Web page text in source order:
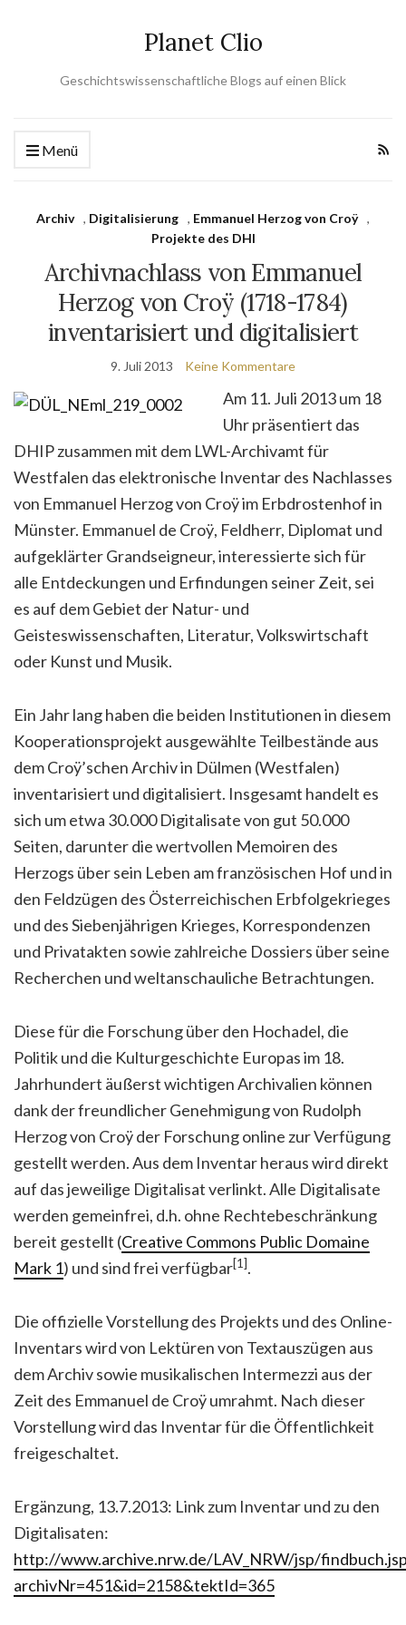
Planet Clio
Geschichtswissenschaftliche Blogs auf einen Blick
Menü
Archiv , Digitalisierung , Emmanuel Herzog von Croÿ ,
Projekte des DHI
Archivnachlass von Emmanuel
Herzog von Croÿ (1718-1784)
inventarisiert und digitalisiert
9. Juli 2013 Keine Kommentare
Am 11. Juli 2013 um 18
Uhr präsentiert das
DHIP zusammen mit dem LWL-Archivamt für
Westfalen das elektronische Inventar des Nachlasses
von Emmanuel Herzog von Croÿ im Erbdrostenhof in
Münster. Emmanuel de Croÿ, Feldherr, Diplomat und
aufgeklärter Grandseigneur, interessierte sich für
alle Entdeckungen und Erfindungen seiner Zeit, sei
es auf dem Gebiet der Natur- und
Geisteswissenschaften, Literatur, Volkswirtschaft
oder Kunst und Musik.
Ein Jahr lang haben die beiden Institutionen in diesem
Kooperationsprojekt ausgewählte Teilbestände aus
dem Croÿ’schen Archiv in Dülmen (Westfalen)
inventarisiert und digitalisiert. Insgesamt handelt es
sich um etwa 30.000 Digitalisate von gut 50.000
Seiten, darunter die wertvollen Memoiren des
Herzogs über sein Leben am französischen Hof und in
den Feldzügen des Österreichischen Erbfolgekrieges
und des Siebenjährigen Krieges, Korrespondenzen
und Privatakten sowie zahlreiche Dossiers über seine
Recherchen und weltanschauliche Betrachtungen.
Diese für die Forschung über den Hochadel, die
Politik und die Kulturgeschichte Europas im 18.
Jahrhundert äußerst wichtigen Archivalien können
dank der freundlicher Genehmigung von Rudolph
Herzog von Croÿ der Forschung online zur Verfügung
gestellt werden. Aus dem Inventar heraus wird direkt
auf das jeweilige Digitalisat verlinkt. Alle Digitalisate
werden gemeinfrei, d.h. ohne Rechtebeschränkung
bereit gestellt (Creative Commons Public Domaine
Mark 1) und sind frei verfügbar[1].
Die offizielle Vorstellung des Projekts und des Online-
Inventars wird von Lektüren von Textauszügen aus
dem Archiv sowie musikalischen Intermezzi aus der
Zeit des Emmanuel de Croÿ umrahmt. Nach dieser
Vorstellung wird das Inventar für die Öffentlichkeit
freigeschaltet.
Ergänzung, 13.7.2013: Link zum Inventar und zu den
Digitalisaten:
http://www.archive.nrw.de/LAV_NRW/jsp/
archivNr=451&id=2158&tektId=365